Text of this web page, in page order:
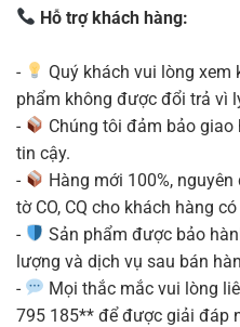
là:
11.660.000₫.
Hỗ trợ khách hàng:
-
Quý khách vui lòng xem
phẩm không được đổi trả vì
-
Chúng tôi đảm bảo
tin cậy.
-
Hàng mới 100%,
tờ CO, CQ cho khách hàng
-
Sản phẩm được bảo
lượng và dịch vụ sau bán
-
Mọi thắc mắc vui lòng
795 185** để được giải đáp